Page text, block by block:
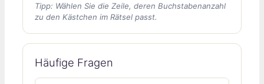
Tipp: Wählen Sie die Zeile, deren Buchstabenanzahl
zu den Kästchen im Rätsel passt.
Häufige Fragen